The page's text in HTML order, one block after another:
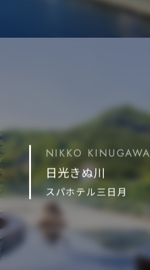
NIKKO KINUGAWA
日光きぬ川
スパホテル三日月